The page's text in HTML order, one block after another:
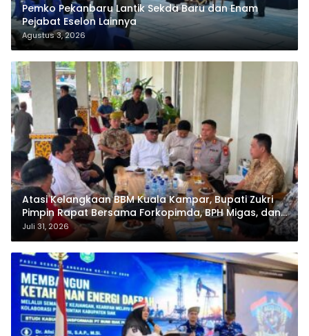
Pemko Pekanbaru Lantik Sekda Baru dan Enam
Pejabat Eselon Lainnya
Agustus 3, 2026
Atasi Kelangkaan BBM Kuala Kampar, Bupati Zukri
Pimpin Rapat Bersama Forkopimda, BPH Migas, dan
Pertamina
Juli 31, 2026